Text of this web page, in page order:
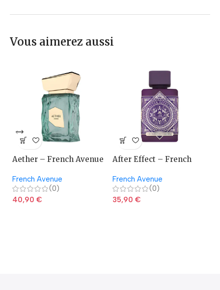
Vous aimerez aussi
Aether – French Avenue
French Avenue
(0)
40,90 €
After Effect – French
French Avenue
(0)
35,90 €